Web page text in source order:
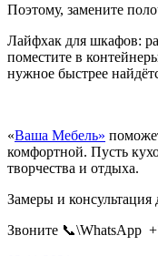
Поэтому, замените
Лайфхак для шкафов:
поместите в
нужное быстрее
«Ваша Мебель»
комфортной. Пусть
творчества и отдыха.
Замеры и консультация
Звоните 📞\WhatsApp